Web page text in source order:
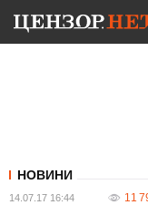
НОВИНИ
14.07.17 16:44 11